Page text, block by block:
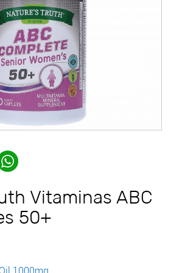
Vitaminas ABC
50+
1000mg